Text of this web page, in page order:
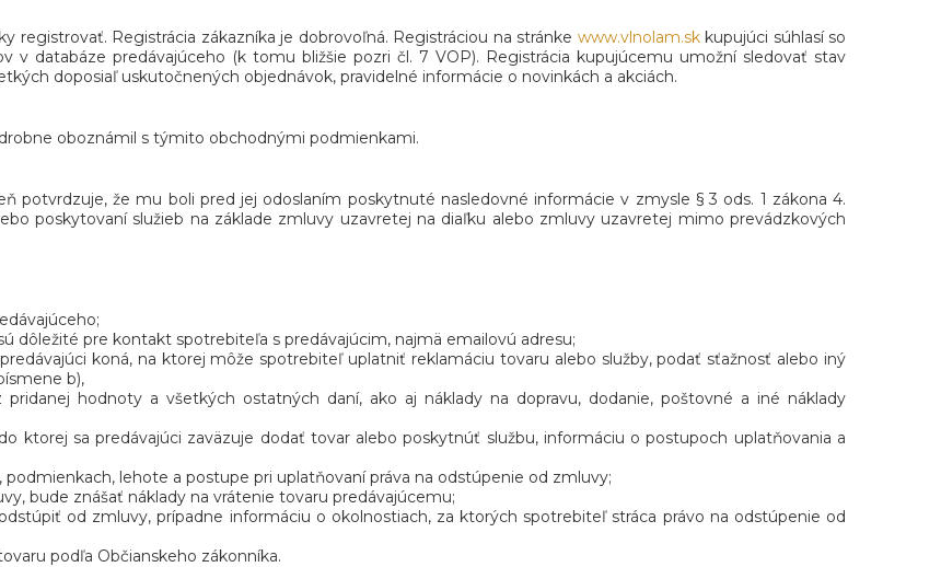
registrovať. Registrácia zákazníka je dobrovoľná. Registráciou na stránke www.vlnolam.skkupujúci súhlasí so
v databáze predávajúceho (k tomu bližšie pozri čl. 7 VOP). Registrácia kupujúcemu umožní sledovať stav
doposiaľ uskutočnených objednávok, pravidelné informácie o novinkách a akciách.
oboznámil s týmito obchodnými podmienkami.
potvrdzuje, že mu boli pred jej odoslaním poskytnuté nasledovné informácie v zmysle § 3 ods. 1 zákona 4.
poskytovaní služieb na základe zmluvy uzavretej na diaľku alebo zmluvy uzavretej mimo prevádzkových
dôležité pre kontakt spotrebiteľa s predávajúcim, najmä emailovú adresu;
koná, na ktorej môže spotrebiteľ uplatniť reklamáciu tovaru alebo služby, podať sťažnosť alebo iný
b),
hodnoty a všetkých ostatných daní, ako aj náklady na dopravu, dodanie, poštovné a iné náklady
ktorej sa predávajúci zaväzuje dodať tovar alebo poskytnúť službu, informáciu o postupoch uplatňovania a
lehote a postupe pri uplatňovaní práva na odstúpenie od zmluvy;
bude znášať náklady na vrátenie tovaru predávajúcemu;
od zmluvy, prípadne informáciu o okolnostiach, za ktorých spotrebiteľ stráca právo na odstúpenie od
podľa Občianskeho zákonníka.